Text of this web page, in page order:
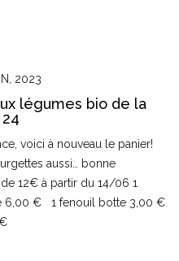
2023
légumes bio de la
voici à nouveau le panier!
aussi… bonne
12€ à partir du 14/06 1
6,00 € 1 fenouil botte 3,00 €
€